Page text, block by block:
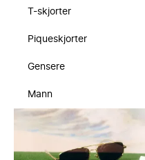
T-skjorter
Piqueskjorter
Gensere
Mann